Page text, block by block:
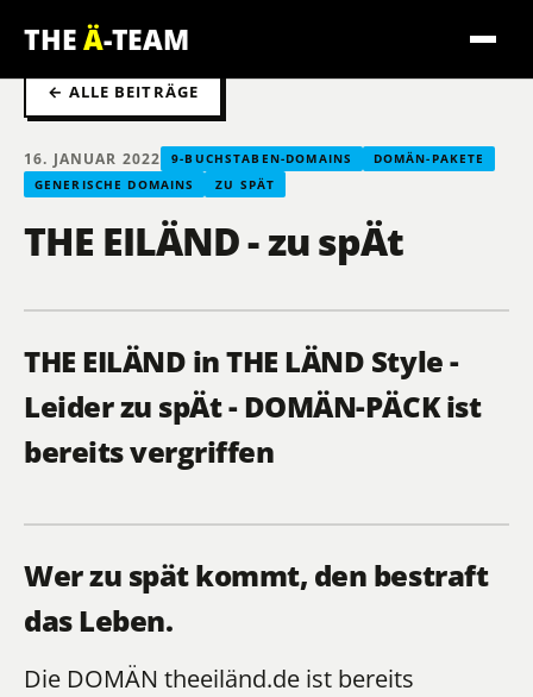
THEÄ-TEAM
← ALLE BEITRÄGE
16. JANUAR 2022 9-BUCHSTABEN-DOMAINS
DOMÄN-PAKETE
GENERISCHE DOMAINS
ZU SPÄT
THE EILÄND - zu spÄt
THE EILÄND in THE LÄND Style -
Leider zu spÄt - DOMÄN-PÄCK ist
bereits vergriffen
Wer zu spät kommt, den bestraft
das Leben.
Die DOMÄN theeiländ.de ist bereits